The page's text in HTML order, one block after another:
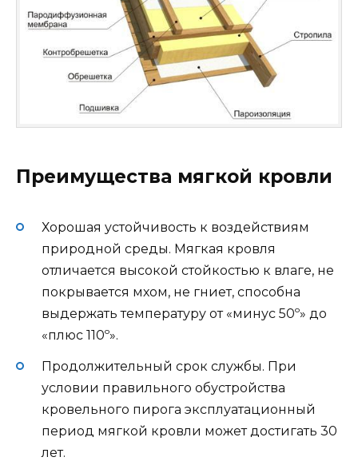
Преимущества мягкой кровли
Хорошая устойчивость к воздействиям
природной среды. Мягкая кровля
отличается высокой стойкостью к влаге, не
покрывается мхом, не гниет, способна
выдержать температуру от «минус 50º» до
«плюс 110º».
Продолжительный срок службы. При
условии правильного обустройства
кровельного пирога эксплуатационный
период мягкой кровли может достигать 30
лет.